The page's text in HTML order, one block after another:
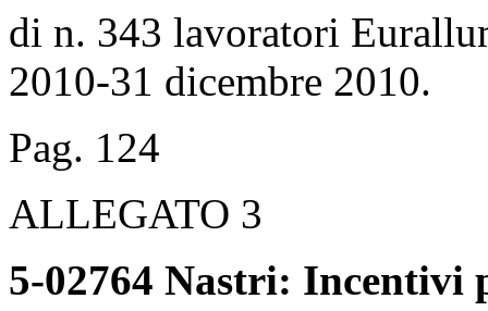
di n. 343 lavoratori
2010-31 dicembre 2010.
Pag. 124
ALLEGATO 3
5-02764 Nastri: Incentivi